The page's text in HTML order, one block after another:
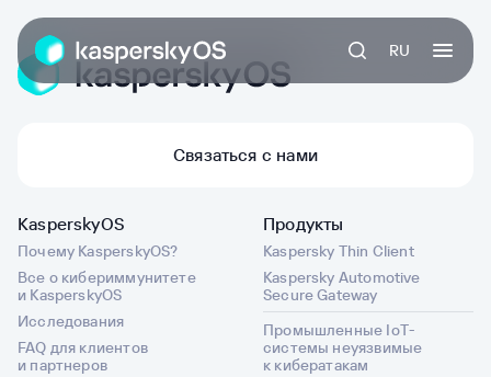
RU
Связаться с нами
KasperskyOS
Почему KasperskyOS?
Все о кибериммунитете
и KasperskyOS
Исследования
FAQ для клиентов
и партнеров
Продукты
Kaspersky Thin Client
Kaspersky Automotive
Secure Gateway
Промышленные IoT-
системы неуязвимые
к кибератакам